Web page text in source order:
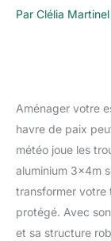
Par Clélia Martinel
Aménager votre
havre de paix
météo joue les
aluminium 3x4m
transformer votre
protégé. Avec
et sa structure